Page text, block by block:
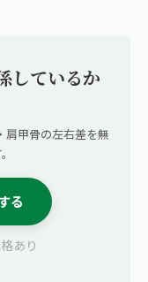
しているか
肩甲骨の左右差を無
る
あり